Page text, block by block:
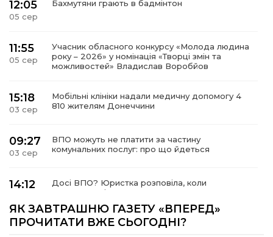
12:05
05 сер
Бахмутяни грають в бадмінтон
11:55
05 сер
Учасник обласного конкурсу «Молода людина
року – 2026» у номінація «Творці змін та
можливостей» Владислав Воробйов
15:18
03 сер
Мобільні клініки надали медичну допомогу 4
810 жителям Донеччини
09:27
03 сер
ВПО можуть не платити за частину
комунальних послуг: про що йдеться
14:12
Досі ВПО? Юристка розповіла, коли
переселенці втрачають виплати та статус
ЯК ЗАВТРАШНЮ ГАЗЕТУ «ВПЕРЕД»
ПРОЧИТАТИ ВЖЕ СЬОГОДНІ?